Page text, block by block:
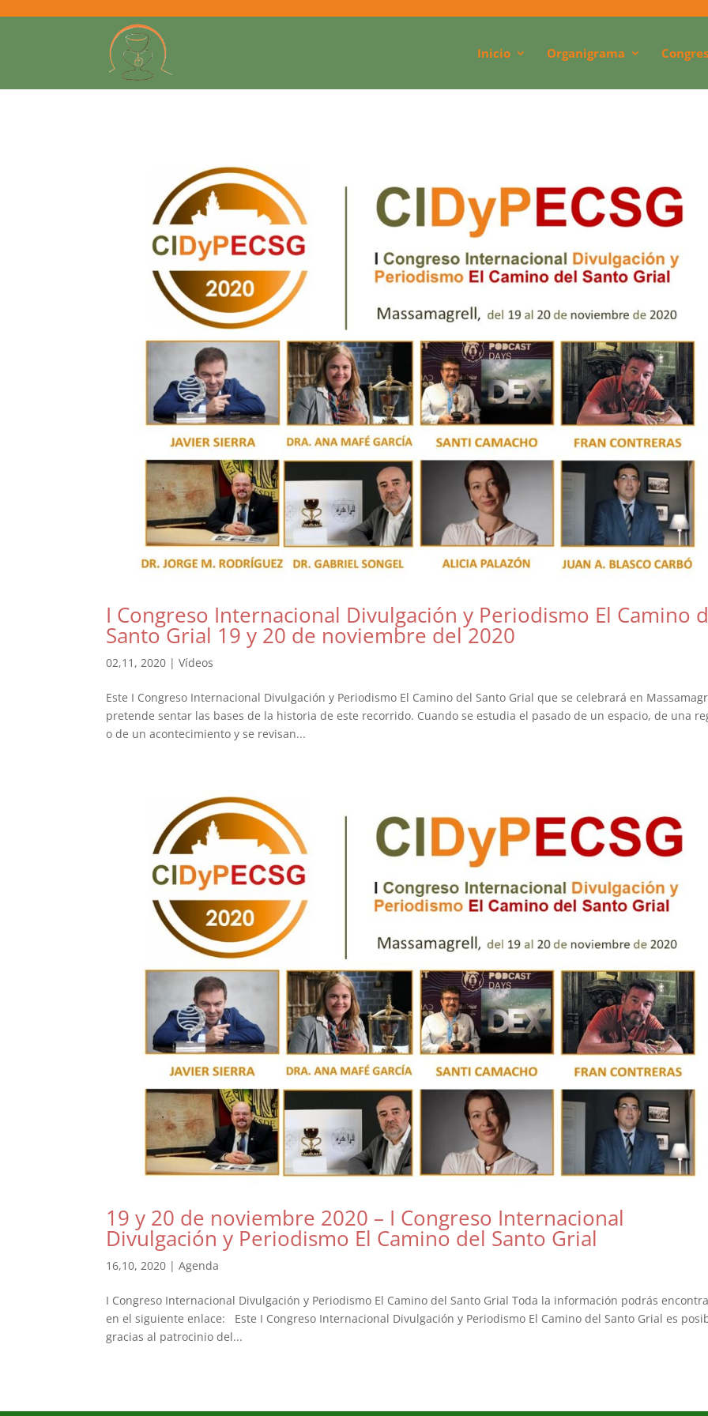
Inicio Organigrama
I Congreso Internacional Divulgación y Periodismo El Camino
Santo Grial 19 y 20 de noviembre del 2020
02,11, 2020 |Vídeos
Este I Congreso Internacional Divulgación y Periodismo El Camino del Santo Grial que se celebrará en
pretende sentar las bases de la historia de este recorrido. Cuando se estudia el pasado de un espacio, de una
o de un acontecimiento y se revisan...
19 y 20 de noviembre 2020 – I Congreso Internacional
Divulgación y Periodismo El Camino del Santo Grial
16,10, 2020 |Agenda
I Congreso Internacional Divulgación y Periodismo El Camino del Santo Grial Toda la información podrás
en el siguiente enlace: Este I Congreso Internacional Divulgación y Periodismo El Camino del Santo Grial es
gracias al patrocinio del...